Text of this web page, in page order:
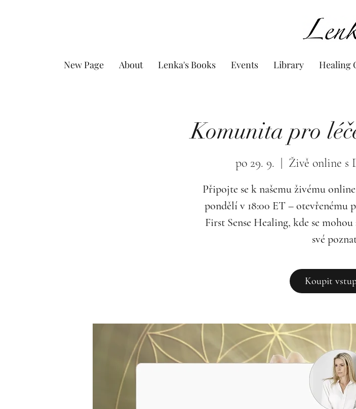
New Page About Lenka's Books Events Library Healing
Komunita pro
po 29. 9. Živě online s
Připojte se k našemu živému
pondělí v 18:00 ET –
First Sense Healing, kde se
své
Koupit